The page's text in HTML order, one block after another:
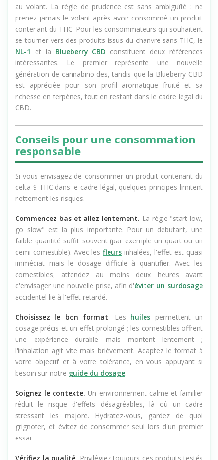
Autrement dit : la légalité du produit acheté ne protège pas
au volant. La règle de prudence est sans ambiguïté : ne
prenez jamais le volant après avoir consommé un produit
contenant du THC. Pour les consommateurs qui souhaitent
se tourner vers des produits issus du chanvre sans THC, le
NL-1et laBlueberry CBDconstituent deux références
intéressantes. Le premier représente une nouvelle
génération de cannabinoïdes, tandis que la Blueberry CBD
est appréciée pour son profil aromatique fruité et sa
richesse en terpènes, tout en restant dans le cadre légal du
Conseils pour une consommation
responsable
Si vous envisagez de consommer un produit contenant du
delta 9 THC dans le cadre légal, quelques principes limitent
Commencez bas et allez lentement.La règle "start low,
go slow" est la plus importante. Pour un débutant, une
faible quantité suffit souvent (par exemple un quart ou un
demi-comestible). Avec les fleursinhalées, l'effet est quasi
immédiat mais le dosage difficile à quantifier. Avec les
comestibles, attendez au moins deux heures avant
d'envisager une nouvelle prise, afin d'
Choisissez le bon format.Les huilespermettent un
dosage précis et un effet prolongé ; les comestibles offrent
une expérience durable mais montent lentement ;
l'inhalation agit vite mais brièvement. Adaptez le format à
votre objectif et à votre tolérance, en vous appuyant si
Soignez le contexte.Un environnement calme et familier
réduit le risque d'effets désagréables, là où un cadre
stressant les majore. Hydratez-vous, gardez de quoi
grignoter, et évitez de consommer seul lors d'un premier